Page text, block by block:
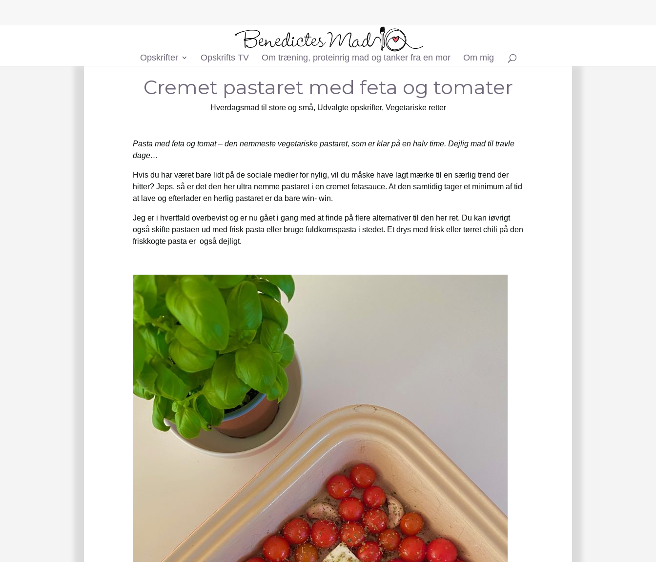
Opskrifter Opskrifts TV Om træning, proteinrig mad og tanker fra en mor Om mig
Cremet pastaret med feta og tomater
Hverdagsmad til store og små, Udvalgte opskrifter, Vegetariske retter
Pasta med feta og tomat – den nemmeste vegetariske pastaret, som er klar på en halv time. Dejlig mad til travle
dage…
Hvis du har været bare lidt på de sociale medier for nylig, vil du måske have lagt mærke til en særlig trend der
hitter? Jeps, så er det den her ultra nemme pastaret i en cremet fetasauce. At den samtidig tager et minimum af tid
at lave og efterlader en herlig pastaret er da bare win- win.
Jeg er i hvertfald overbevist og er nu gået i gang med at finde på flere alternativer til den her ret. Du kan iøvrigt
også skifte pastaen ud med frisk pasta eller bruge fuldkornspasta i stedet. Et drys med frisk eller tørret chili på den
friskkogte pasta er også dejligt.